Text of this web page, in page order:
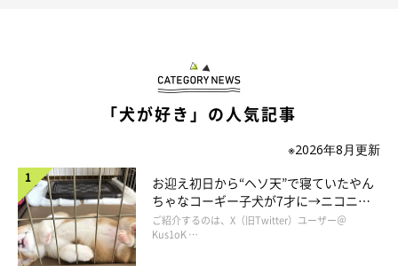
「犬が好き」の人気記事
※2026年8月更新
お迎え初日から“ヘソ天”で寝ていたやん
ちゃなコーギー子犬が7才に→ニコニ
コ“コーギースマイル”が魅力のコに成
長！
ご紹介するのは、X（旧Twitter）ユーザー＠
Kus1oK …